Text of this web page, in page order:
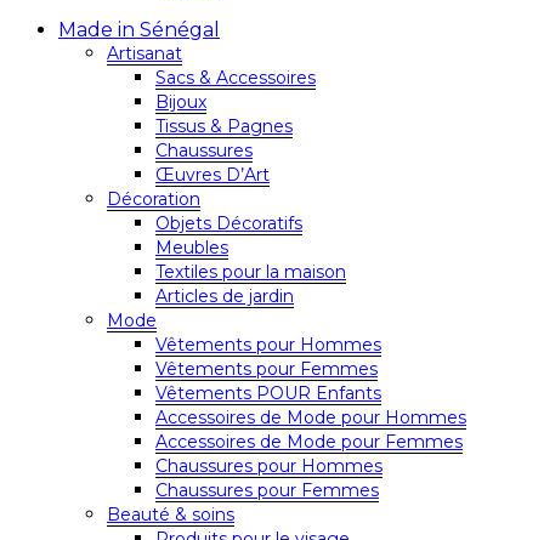
Made in Sénégal
Artisanat
Sacs & Accessoires
Bijoux
Tissus & Pagnes
Chaussures
Œuvres D’Art
Décoration
Objets Décoratifs
Meubles
Textiles pour la maison
Articles de jardin
Mode
Vêtements pour Hommes
Vêtements pour Femmes
Vêtements POUR Enfants
Accessoires de Mode pour Hommes
Accessoires de Mode pour Femmes
Chaussures pour Hommes
Chaussures pour Femmes
Beauté & soins